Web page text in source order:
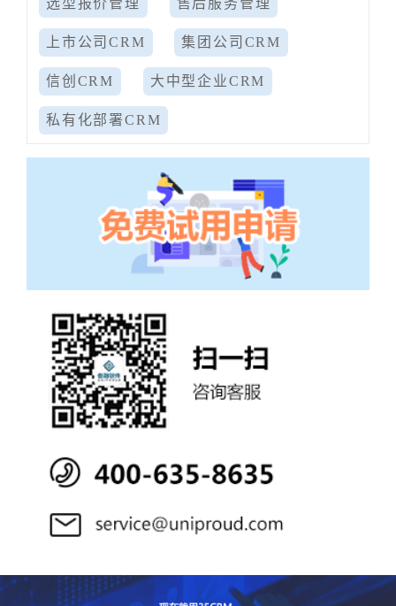
上市公司CRM 集团公司CRM
信创CRM 大中型企业CRM
私有化部署CRM